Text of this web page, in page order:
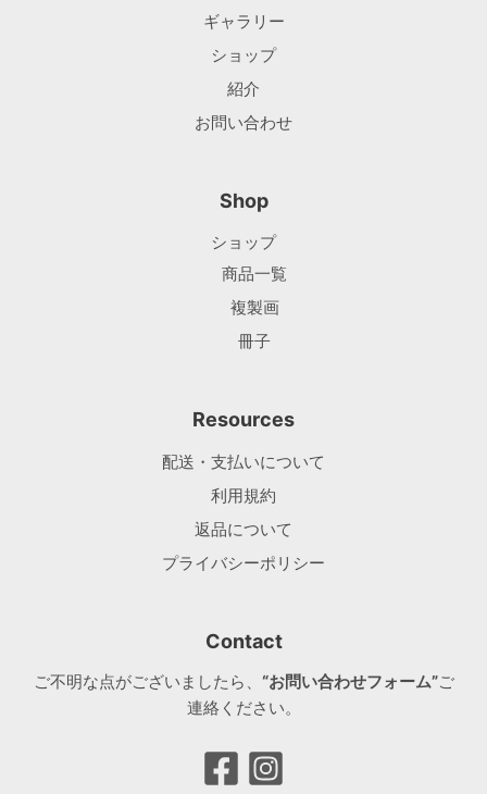
ギャラリー
ショップ
紹介
お問い合わせ
Shop
ショップ
商品一覧
複製画
冊子
Resources
配送・支払いについて
利用規約
返品について
プライバシーポリシー
Contact
ご不明な点がございましたら、 “お問い合わせフォーム”ご
連絡ください。